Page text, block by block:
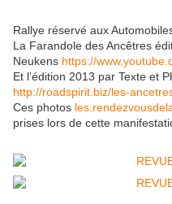
Rallye réservé aux
La Farandole des Ancêtres
Neukens https://
Et l’édition 2013 par Texte et
http://roadspirit.biz/les-
Ces photos
prises lors de cette